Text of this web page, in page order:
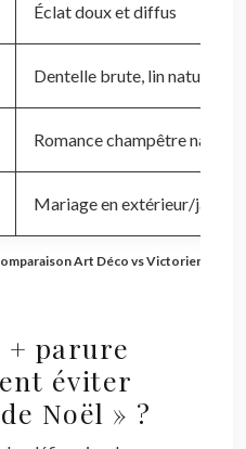
Art Déco vs Victorien pour
Éclat doux et diffus
Dentelle brute, lin naturel
Romance champêtre
Mariage en extérieur/jardin
+ parure
éviter
Noël » ?